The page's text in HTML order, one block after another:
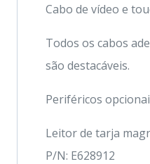
Cabo de vídeo e
Todos os cabos
são destacáveis.
Periféricos
Leitor de tarja
P/N: E628912